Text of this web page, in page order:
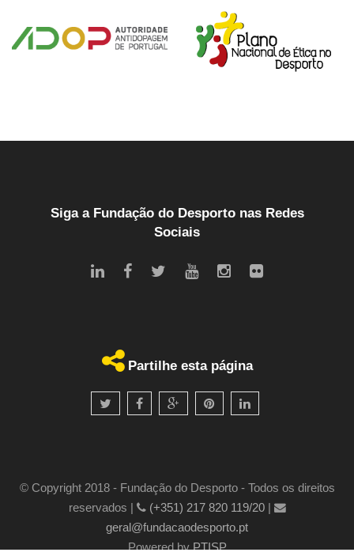
Siga a Fundação do Desporto nas Redes
Sociais
Partilhe esta página
© Copyright 2018 - Fundação do Desporto - Todos os direitos
reservados |
(+351) 217 820 119/20|
geral@fundacaodesporto.pt
Powered byPTISP